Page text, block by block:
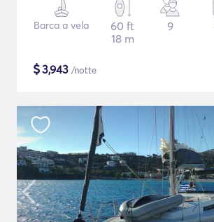
Barca a vela
60 ft
18 m
9
$3,943 /notte